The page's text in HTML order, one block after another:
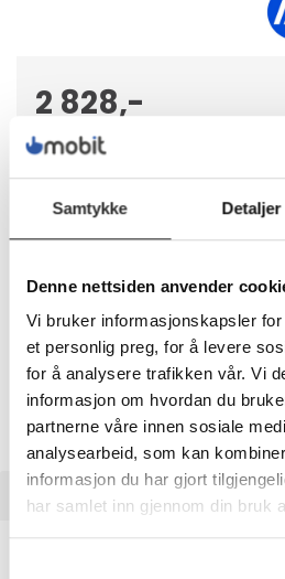
Samtykke Detaljer
Denne nettsiden anvender
Vi bruker informasjonskapsler
et personlig preg, for å levere
for å analysere trafikken vår. Vi
informasjon om hvordan du
partnerne våre innen sosiale
analysearbeid, som kan
informasjon du har gjort
har samlet inn gjennom din bruk
2 828,-
- +
LEGG I
Nettlager:100+
BESKRIVELSE
Business Day Hardware Support